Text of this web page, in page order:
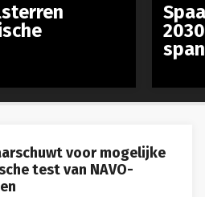
voor mogelijke
test van NAVO-